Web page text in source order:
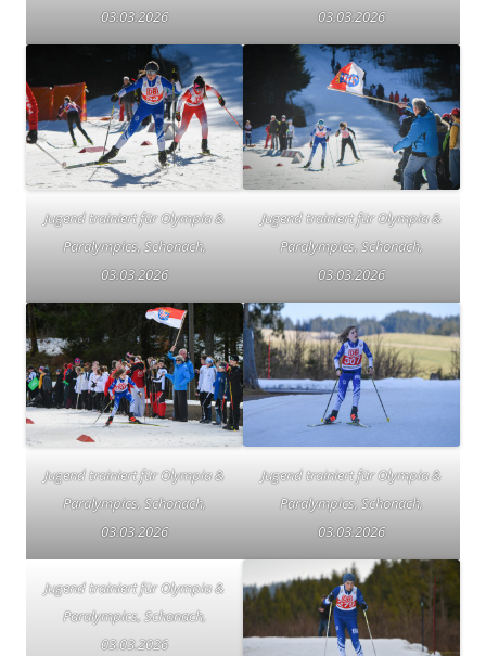
03.03.2026
03.03.2026
Jugend trainiert für Olympia &
Paralympics, Schonach,
03.03.2026
Jugend trainiert für Olympia &
Paralympics, Schonach,
03.03.2026
Jugend trainiert für Olympia &
Paralympics, Schonach,
03.03.2026
Jugend trainiert für Olympia &
Paralympics, Schonach,
03.03.2026
Jugend trainiert für Olympia &
Paralympics, Schonach,
03.03.2026